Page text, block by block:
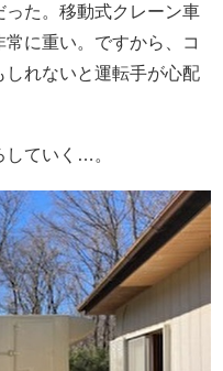
た。移動式クレーン車
に重い。ですから、コ
しれないと運転手が心配
していく…。